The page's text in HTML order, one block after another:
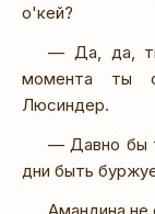
о'кей?
— Да, да,
момента ты
Люсиндер.
— Давно бы
дни быть
Амандина не